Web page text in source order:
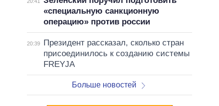
«специальную санкционную
операцию» против россии
20:39
Президент рассказал, сколько стран
присоединилось к созданию системы
FREYJA
Больше новостей